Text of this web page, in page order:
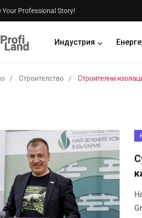
Your Professional Story!
Индустрия
Строителство Строителни